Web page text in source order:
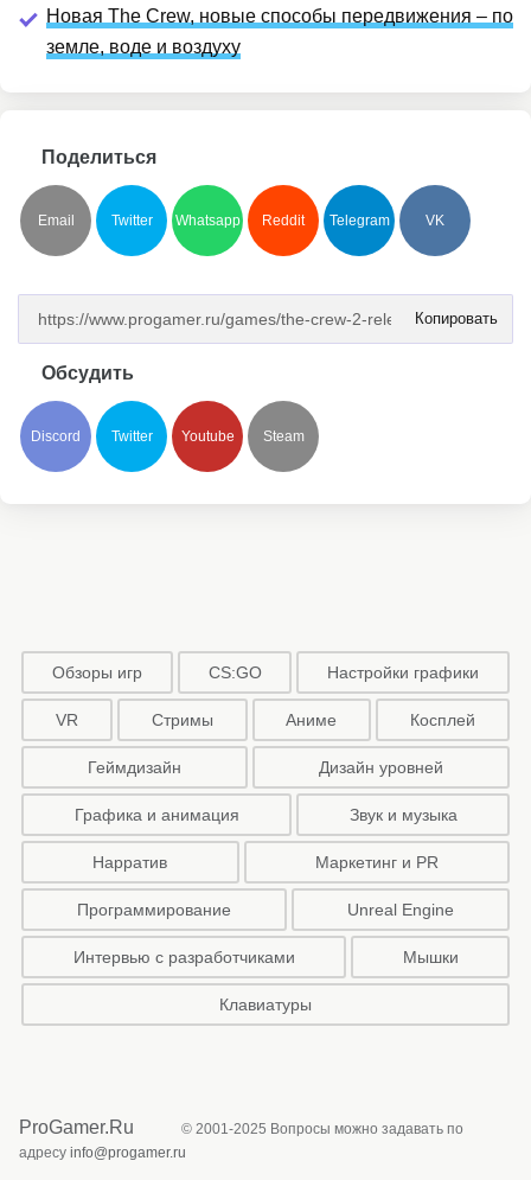
Новая The Crew, новые способы передвижения – по
земле, воде и воздуху
Поделиться
Email Twitter Whatsapp Reddit Telegram VK
Копировать
Обсудить
Discord Twitter Youtube Steam
Обзоры игр CS:GO Настройки графики
VR Стримы Аниме Косплей
Геймдизайн Дизайн уровней
Графика и анимация Звук и музыка
Нарратив Маркетинг и PR
Программирование Unreal Engine
Интервью с разработчиками Мышки
Клавиатуры
ProGamer.Ru
© 2001-2025 Вопросы можно задавать по
адресу info@progamer.ru